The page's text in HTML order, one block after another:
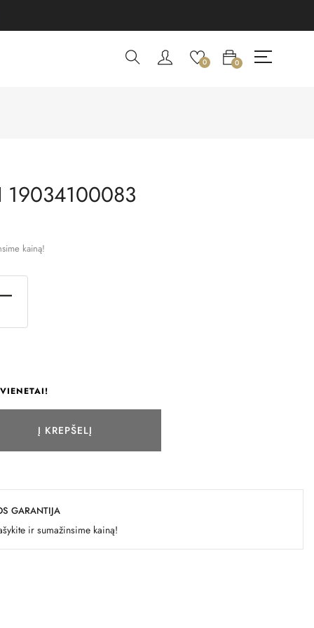
0 0
19034100083
kainą!
Į KREPŠELĮ
GARANTIJA
ir sumažinsime kainą!